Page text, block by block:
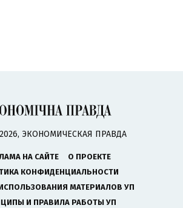
ЭКОНОМИЧЕСКАЯ ПРАВДА
НА САЙТЕ
О ПРОЕКТЕ
КОНФИДЕНЦИАЛЬНОСТИ
МАТЕРИАЛОВ УП
И ПРАВИЛА РАБОТЫ УП